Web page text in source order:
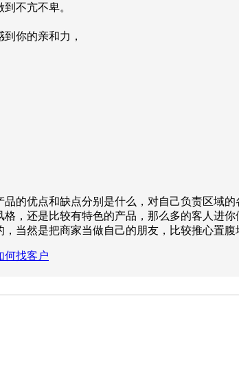
不亢不卑。
你的亲和力，
的优点和缺点分别是什么，对自己负责区域
，还是比较有特色的产品，那么多的客人进
当然是把商家当做自己的朋友，比较推心置
何找客户